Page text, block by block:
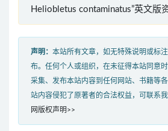
Heliobletus contaminatus”英文版
声明： 本站所有文章，如无特殊说明或标
布。任何个人或组织，在未征得本站同意时
采集、发布本站内容到任何网站、书籍等
站内容侵犯了原著者的合法权益，可联系我
网版权声明>>